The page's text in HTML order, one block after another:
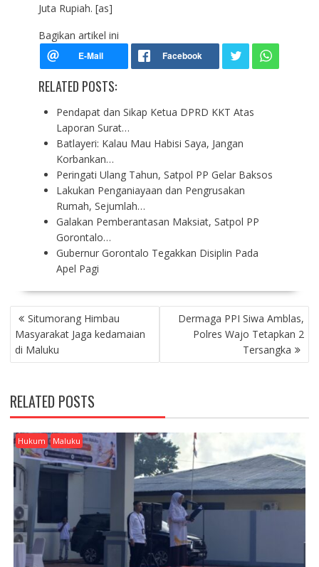
Juta Rupiah. [as]
Bagikan artikel ini
RELATED POSTS:
Pendapat dan Sikap Ketua DPRD KKT Atas
Laporan Surat…
Batlayeri: Kalau Mau Habisi Saya, Jangan
Korbankan…
Peringati Ulang Tahun, Satpol PP Gelar Baksos
Lakukan Penganiayaan dan Pengrusakan
Rumah, Sejumlah…
Galakan Pemberantasan Maksiat, Satpol PP
Gorontalo…
Gubernur Gorontalo Tegakkan Disiplin Pada
Apel Pagi
P
O
S
T
A
V
I
G
A
T
O
N
Situmorang Himbau
Masyarakat Jaga kedamaian
di Maluku
Dermaga PPI Siwa Amblas,
Polres Wajo Tetapkan 2
Tersangka
RELATED POSTS
Hukum Maluku